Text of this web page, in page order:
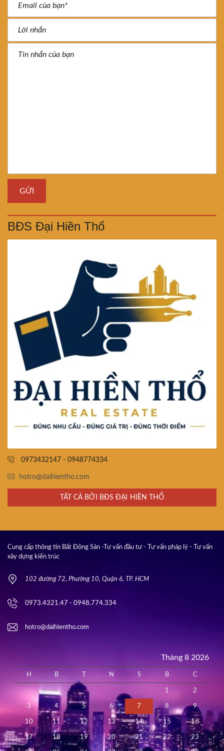
BĐS Đại Hiền Thổ
0973432147 - 0948774334
hotro@daihientho.com
TẤT CẢ BỞI BĐS ĐẠI HIỀN THỔ
Cung cấp thông tin Bất Động Sản -Tư vấn đầu tư - Tư vấn pháp lý - Tư vấn
xây dựng kiến trúc
102 đường 72, Phường 10, Quận 6, TP. HCM
0973.4321.47 - 0948.774.334
hotro@daihientho.com
Tháng 8 2026
H B N S B C
1 2
3 4 5 6 7 8 9
10 11 12 13 14 15 16
17 18 19 20 21 22 23